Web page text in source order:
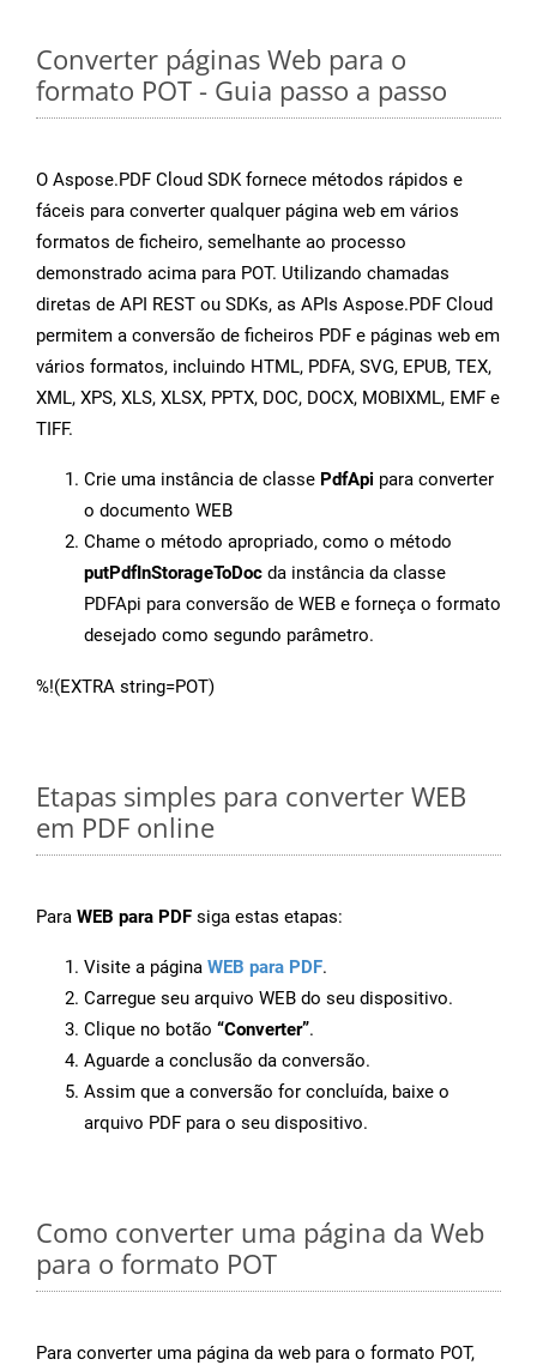
Converter páginas Web para o
formato POT - Guia passo a passo
O Aspose.PDF Cloud SDK fornece métodos rápidos e
fáceis para converter qualquer página web em vários
formatos de ficheiro, semelhante ao processo
demonstrado acima para POT. Utilizando chamadas
diretas de API REST ou SDKs, as APIs Aspose.PDF Cloud
permitem a conversão de ficheiros PDF e páginas web em
vários formatos, incluindo HTML, PDFA, SVG, EPUB, TEX,
XML, XPS, XLS, XLSX, PPTX, DOC, DOCX, MOBIXML, EMF e
TIFF.
Crie uma instância de classe PdfApi para converter
o documento WEB
Chame o método apropriado, como o método
putPdfInStorageToDoc da instância da classe
PDFApi para conversão de WEB e forneça o formato
desejado como segundo parâmetro.
%!(EXTRA string=POT)
Etapas simples para converter WEB
em PDF online
Para WEB para PDF siga estas etapas:
Visite a página WEB para PDF.
Carregue seu arquivo WEB do seu dispositivo.
Clique no botão “Converter”.
Aguarde a conclusão da conversão.
Assim que a conversão for concluída, baixe o
arquivo PDF para o seu dispositivo.
Como converter uma página da Web
para o formato POT
Para converter uma página da web para o formato POT,